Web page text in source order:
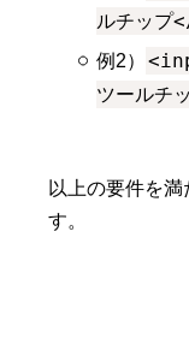
ルチッ
例2）
ツールチ
以上の要件を
す。